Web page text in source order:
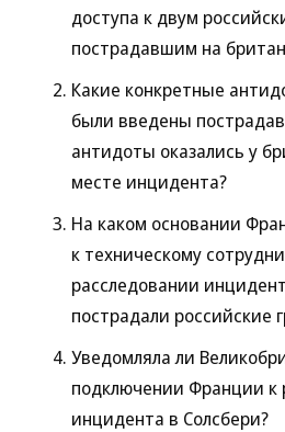
доступа к двум
пострадавшим на
Какие конкретные
были введены
антидоты оказались у
месте инцидента?
На каком основании
к техническому
расследовании
пострадали российские
Уведомляла ли
подключении Франции к
инцидента в Солсбери?